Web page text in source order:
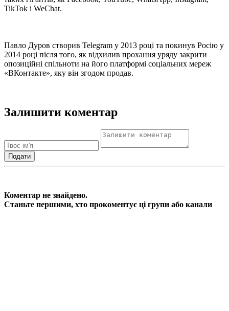
TikTok і WeChat.
Павло Дуров створив Telegram у 2013 році та покинув Росію у
2014 році після того, як відхилив прохання уряду закрити
опозиційні спільноти на його платформі соціальних мереж
«ВКонтакте», яку він згодом продав.
Залишити коментар
Коментар не знайдено.
Станьте першими, хто прокоментує ці групи або канали